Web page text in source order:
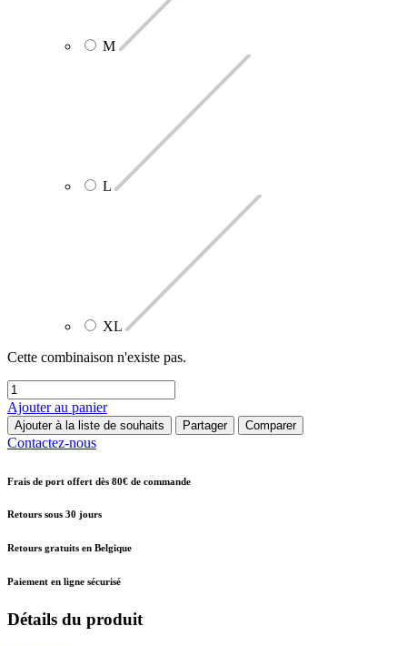
M
L
XL
Cette combinaison n'existe pas.
Ajouter au panier
Ajouter à la liste de souhaits Partager Comparer
Contactez-nous
Frais de port offert dès 80€ de commande
Retours sous 30 jours
Retours gratuits en Belgique
Paiement en ligne sécurisé
Détails du produit